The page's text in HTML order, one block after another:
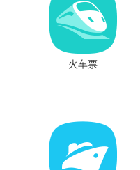
火车票